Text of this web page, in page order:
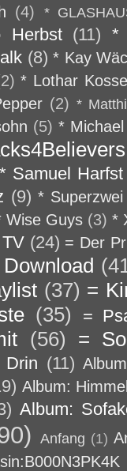
(4) *
Herbst (11) *
(8) * Kay
* Lothar Kosse
(2) *
(5) *
* Samuel Harfst
(9) * Superzwei
Wise Guys (3) *
(24) = Der
(37) =
(35)
=
(56) =
Drin (11)
Album:
Album:
Anfang (1)